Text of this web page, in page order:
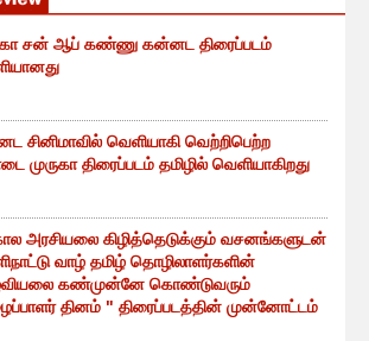
சன் ஆப் கண்ணு கன்னட திரைப்படம்
சினிமாவில் வெளியாகி வெற்றிபெற்ற
முருகா திரைப்படம் தமிழில் வெளியாகிறது
அரசியலை கிழித்தெடுக்கும் வசனங்களுடன்
வாழ் தமிழ் தொழிலாளர்களின்
கண்முன்னே கொண்டுவரும்
தினம் " திரைப்படத்தின் முன்னோட்டம்